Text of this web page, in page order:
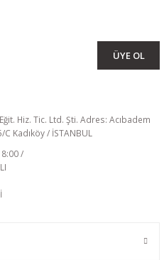
ÜYE OL
Hiz. Tic. Ltd. Şti. Adres: Acıbadem
Kadıköy / İSTANBUL
/